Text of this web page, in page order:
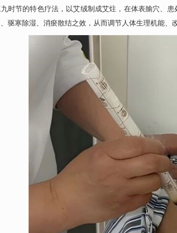
时节的特色疗法，以艾绒制成艾炷，在体表腧穴、
驱寒除湿、消瘀散结之效，从而调节人体生理机能、